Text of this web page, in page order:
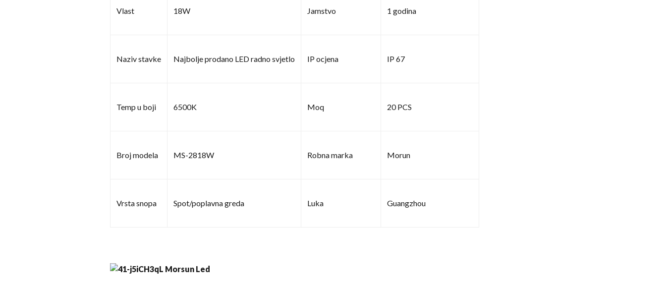
Vlast 18W Jamstvo 1 godina
Naziv stavke Najbolje prodano LED radno svjetlo IP ocjena IP 67
Temp u boji 6500K Moq 20 PCS
Broj modela MS-2818W Robna marka Morun
Vrsta snopa Spot/poplavna greda Luka Guangzhou